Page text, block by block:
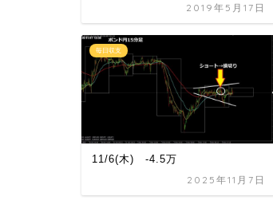
2019年5月17日
毎日収支
11/6(木) -4.5万
2025年11月7日